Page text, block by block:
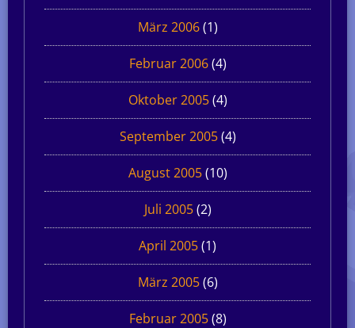
März 2006(1)
Februar 2006(4)
Oktober 2005(4)
September 2005(4)
August 2005(10)
Juli 2005(2)
April 2005(1)
März 2005(6)
Februar 2005(8)